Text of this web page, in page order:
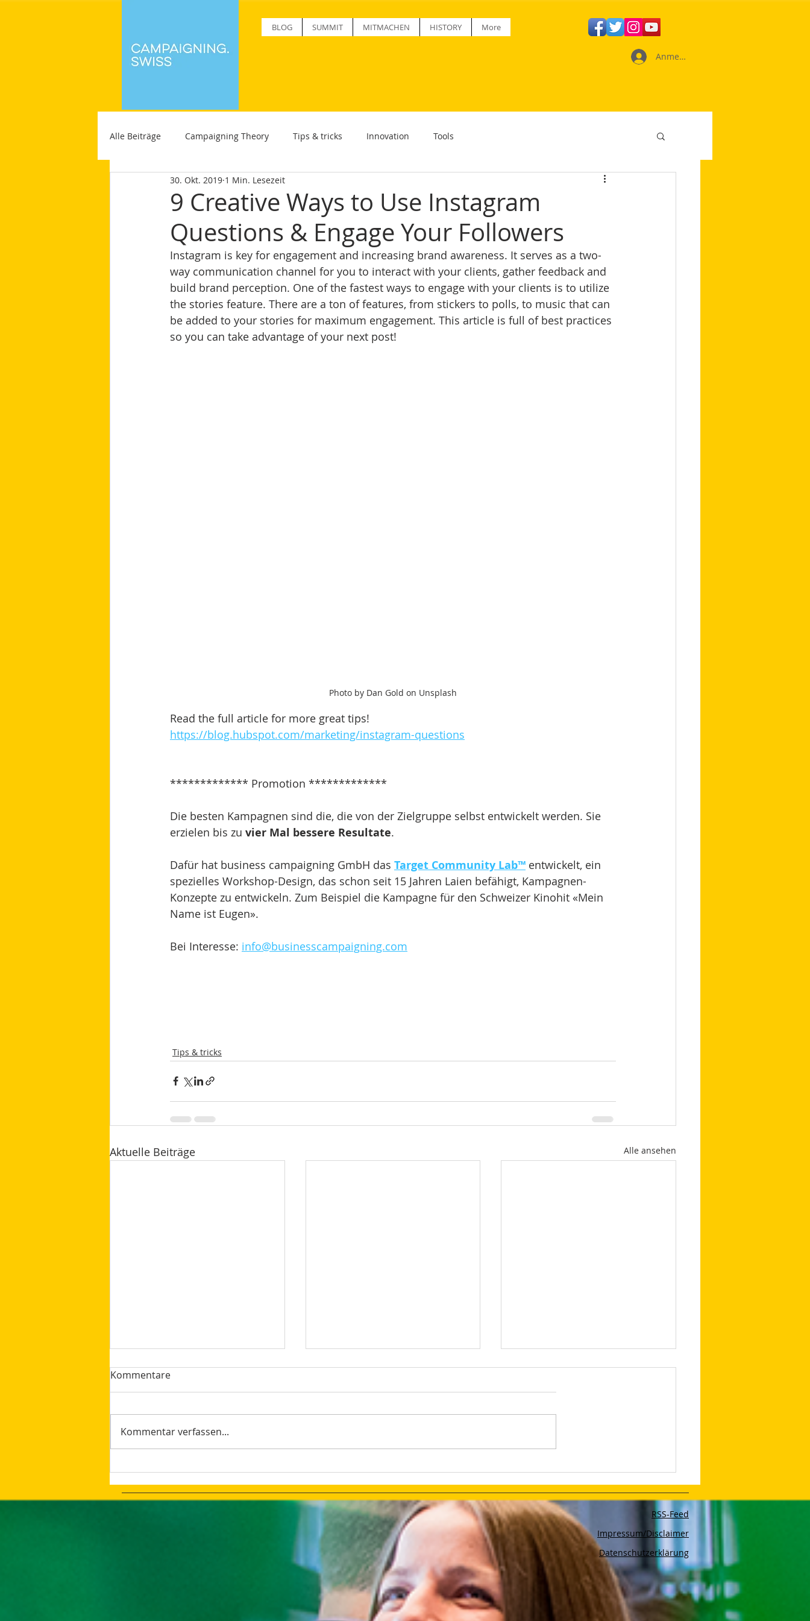
BLOG SUMMIT MITMACHEN HISTORY More
Anmelden
Alle Beiträge Campaigning Theory Tips & tricks Innovation Tools
9 Creative Ways to Use Instagram
Questions & Engage Your Followers
30. Okt. 2019 1 Min. Lesezeit
Instagram is key for engagement and increasing brand awareness. It serves as a two-
way communication channel for you to interact with your clients, gather feedback and
build brand perception. One of the fastest ways to engage with your clients is to utilize
the stories feature. There are a ton of features, from stickers to polls, to music that can
be added to your stories for maximum engagement. This article is full of best practices
so you can take advantage of your next post!
Photo by Dan Gold on Unsplash
Read the full article for more great tips!
https://blog.hubspot.com/marketing/instagram-questions
************* Promotion *************
Die besten Kampagnen sind die, die von der Zielgruppe selbst entwickelt werden. Sie
erzielen bis zu vier Mal bessere Resultate.
Dafür hat business campaigning GmbH das Target Community Lab™ entwickelt, ein
spezielles Workshop-Design, das schon seit 15 Jahren Laien befähigt, Kampagnen-
Konzepte zu entwickeln. Zum Beispiel die Kampagne für den Schweizer Kinohit «Mein
Name ist Eugen».
Bei Interesse: info@businesscampaigning.com
Tips & tricks
Aktuelle Beiträge Alle ansehen
Tasks More Productive
Using The Full PR Potential
Advertising
Kommentare
Kommentar verfassen...
RSS-Feed
Impressum/Disclaimer
Datenschutzerklärung